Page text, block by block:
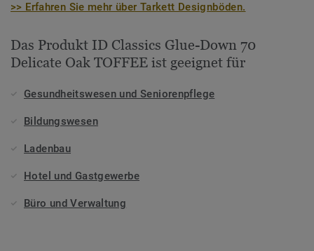
>> Erfahren Sie mehr über Tarkett Designböden.
Das Produkt ID Classics Glue-Down 70
Delicate Oak TOFFEE ist geeignet für
Gesundheitswesen und Seniorenpflege
Bildungswesen
Ladenbau
Hotel und Gastgewerbe
Büro und Verwaltung